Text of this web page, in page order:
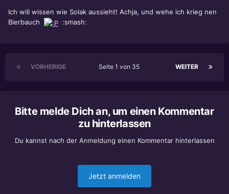
Ich will wissen wie Solak aussieht! Achja, und wehe ich krieg nen
Bierbauch
:smash:
VORHERIGE WEITER
Seite 1 von 35
Bitte melde Dich an, um einen Kommentar
zu hinterlassen
Du kannst nach der Anmeldung einen Kommentar hinterlassen
Jetzt anmelden